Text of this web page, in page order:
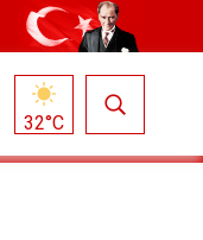
32°C